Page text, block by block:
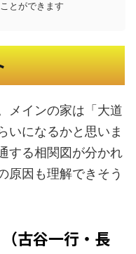
とができます
メインの家は「大道
いになるかと思いま
する相関図が分かれ
原因も理解できそう
古谷一行・長